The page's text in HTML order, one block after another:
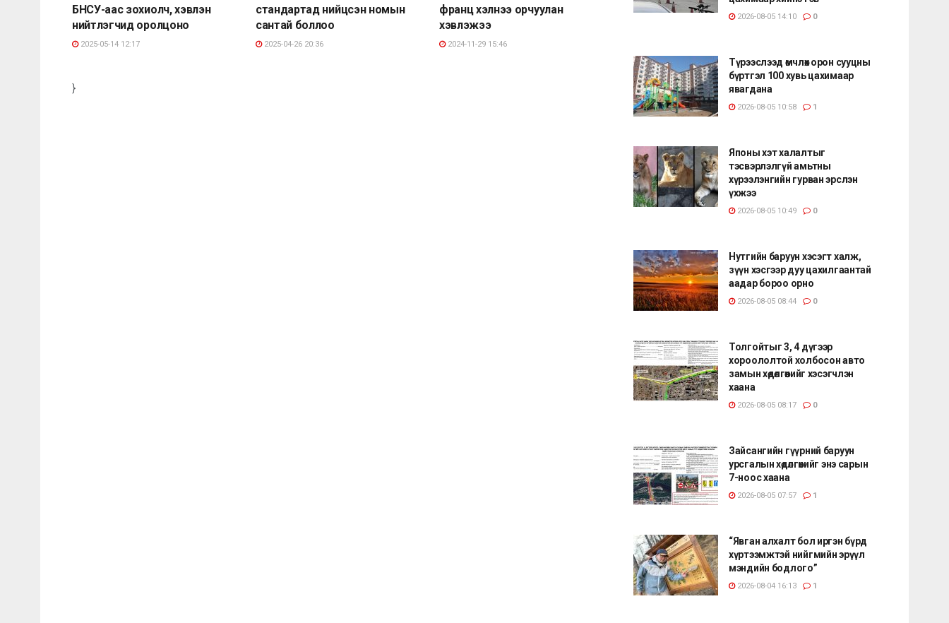
БНСУ-аас зохиолч, хэвлэн
нийтлэгчид оролцоно
2025-05-14 12:17
стандартад нийцсэн номын
сантай боллоо
2025-04-26 20:36
франц хэлнээ орчуулан
хэвлэжээ
2024-11-29 15:46
}
2026-08-05 14:10 0
Түрээслээд өмчлөх орон сууцны
бүртгэл 100 хувь цахимаар
явагдана
2026-08-05 10:58 1
Японы хэт халалтыг
тэсвэрлэлгүй амьтны
хүрээлэнгийн гурван эрслэн
үхжээ
2026-08-05 10:49 0
Нутгийн баруун хэсэгт халж,
зүүн хэсгээр дуу цахилгаантай
аадар бороо орно
2026-08-05 08:44 0
Толгойтыг 3, 4 дүгээр
хороололтой холбосон авто
замын хөдөлгөөнийг хэсэгчлэн
хаана
2026-08-05 08:17 0
Зайсангийн гүүрний баруун
урсгалын хөдөлгөөнийг энэ сарын
7-ноос хаана
2026-08-05 07:57 1
“Явган алхалт бол иргэн бүрд
хүртээмжтэй нийгмийн эрүүл
мэндийн бодлого”
2026-08-04 16:13 1